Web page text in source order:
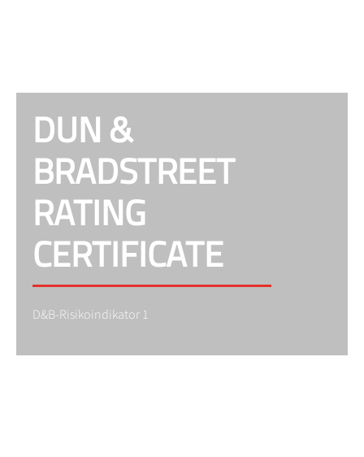
DUN &
BRADSTREET
RATING
CERTIFICATE
D&B-Risikoindikator 1